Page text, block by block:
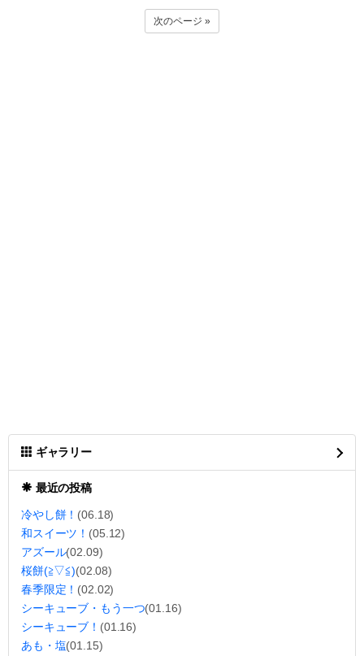
次のページ »
ギャラリー
最近の投稿
冷やし餅！ (06.18)
和スイーツ！ (05.12)
アズール(02.09)
桜餅(≧▽≦)(02.08)
春季限定！ (02.02)
シーキューブ・もう一つ(01.16)
シーキューブ！ (01.16)
あも・塩(01.15)